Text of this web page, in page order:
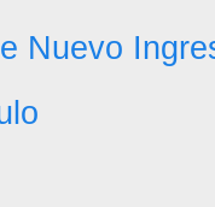
Nuevo